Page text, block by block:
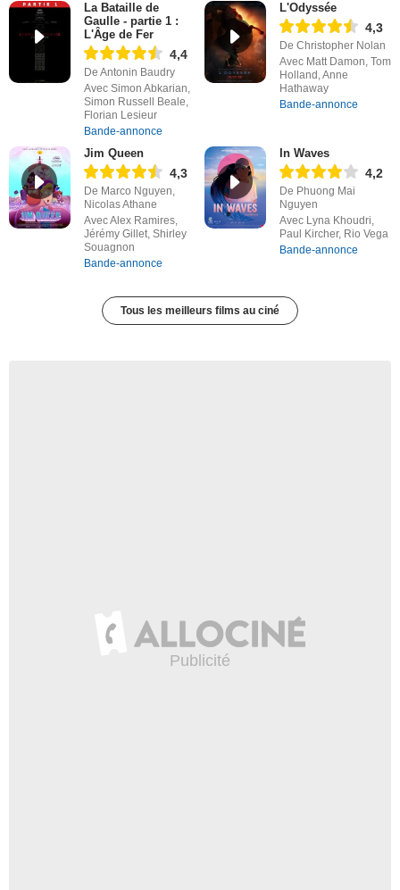
La Bataille de
Gaulle - partie 1 :
L'Âge de Fer
4,4
De Antonin Baudry
Avec Simon Abkarian,
Simon Russell Beale,
Florian Lesieur
Bande-annonce
L'Odyssée
4,3
De Christopher Nolan
Avec Matt Damon, Tom
Holland, Anne
Hathaway
Bande-annonce
Jim Queen
4,3
De Marco Nguyen,
Nicolas Athane
Avec Alex Ramires,
Jérémy Gillet, Shirley
Souagnon
Bande-annonce
In Waves
4,2
De Phuong Mai
Nguyen
Avec Lyna Khoudri,
Paul Kircher, Rio Vega
Bande-annonce
Tous les meilleurs films au ciné